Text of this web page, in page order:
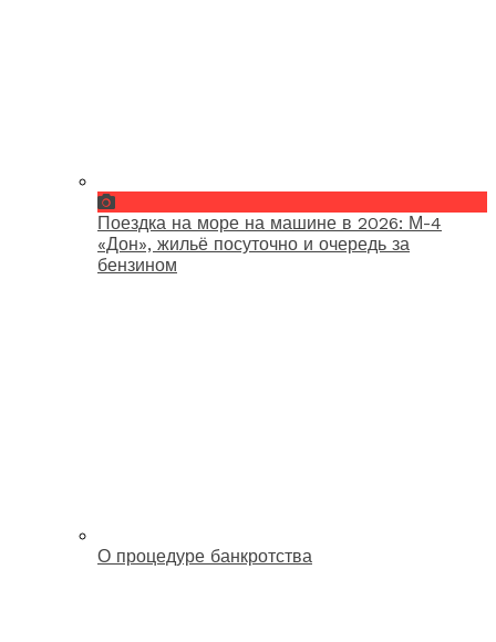
Поездка на море на машине в 2026: М-4
«Дон», жильё посуточно и очередь за
бензином
О процедуре банкротства